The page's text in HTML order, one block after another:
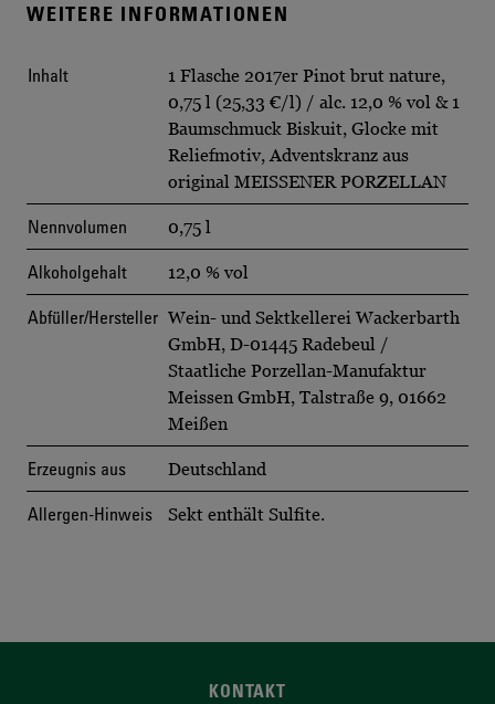
WEITERE INFORMATIONEN
Inhalt
1 Flasche 2017er Pinot brut nature,
0,75 l (25,33 €/l) / alc. 12,0 % vol & 1
Baumschmuck Biskuit, Glocke mit
Reliefmotiv, Adventskranz aus
original MEISSENER PORZELLAN
Nennvolumen 0,75 l
Alkoholgehalt 12,0 % vol
Abfüller/Hersteller Wein- und Sektkellerei Wackerbarth
GmbH, D-01445 Radebeul /
Staatliche Porzellan-Manufaktur
Meissen GmbH, Talstraße 9, 01662
Meißen
Erzeugnis aus Deutschland
Allergen-Hinweis Sekt enthält Sulfite.
KONTAKT